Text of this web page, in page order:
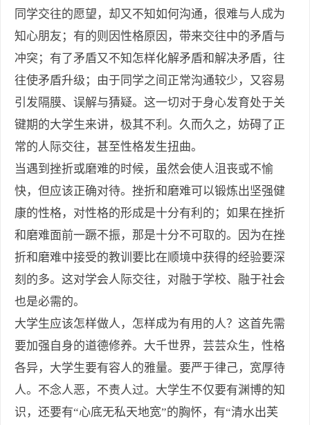
同学交往的愿望，却又不知如何沟通，很难与人成为
知心朋友；有的则因性格原因，带来交往中的矛盾与
冲突；有了矛盾又不知怎样化解矛盾和解决矛盾，往
往使矛盾升级；由于同学之间正常沟通较少，又容易
引发隔膜、误解与猜疑。这一切对于身心发育处于关
键期的大学生来讲，极其不利。久而久之，妨碍了正
常的人际交往，甚至性格发生扭曲。
当遇到挫折或磨难的时候，虽然会使人沮丧或不愉
快，但应该正确对待。挫折和磨难可以锻炼出坚强健
康的性格，对性格的形成是十分有利的；如果在挫折
和磨难面前一蹶不振，那是十分不可取的。因为在挫
折和磨难中接受的教训要比在顺境中获得的经验要深
刻的多。这对学会人际交往，对融于学校、融于社会
也是必需的。
大学生应该怎样做人，怎样成为有用的人？这首先需
要加强自身的道德修养。大千世界，芸芸众生，性格
各异，大学生要有容人的雅量。要严于律己，宽厚待
人。不念人恶，不责人过。大学生不仅要有渊博的知
识，还要有“心底无私天地宽”的胸怀，有“清水出芙